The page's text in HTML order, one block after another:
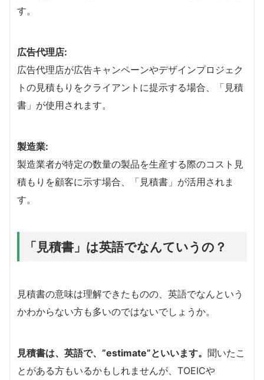
す。
広告代理店:
広告代理店が広告キャンペーンやデザインプロジェク
トの見積もりをクライアントに提示する場合、「見積
書」が使用されます。
製造業:
製造業者が特定の数量の製品を生産する際のコスト見
積もりを顧客に示す場合、「見積書」が活用されま
す。
「見積書」は英語でなんていうの？
見積書の意味は理解できたものの、英語でなんという
かわからない方も多いのではないでしょうか。
見積書は、英語で、”estimate”といいます。 聞いたこ
とがある方もいるかもしれませんが、TOEICや